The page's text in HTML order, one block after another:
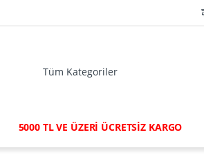
5000 TL VE ÜZERİ ÜCRETSİZ KARGO